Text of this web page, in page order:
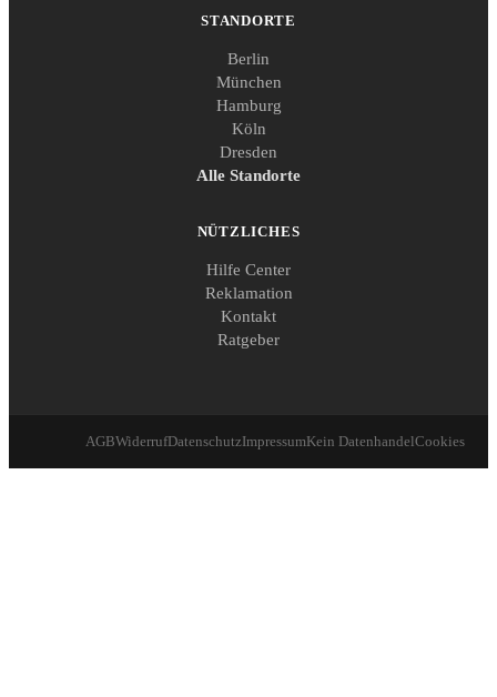
STANDORTE
Berlin
München
Hamburg
Köln
Dresden
Alle Standorte
NÜTZLICHES
Hilfe Center
Reklamation
Kontakt
Ratgeber
AGBWiderrufDatenschutzImpressumKein DatenhandelCookies